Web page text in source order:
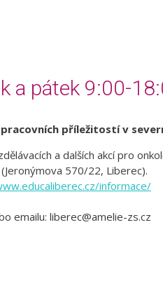
pátek 9:00-
příležitostí v
a dalších akcí pro
570/22, Liberec).
informace/
emailu: liberec@amelie-zs.cz